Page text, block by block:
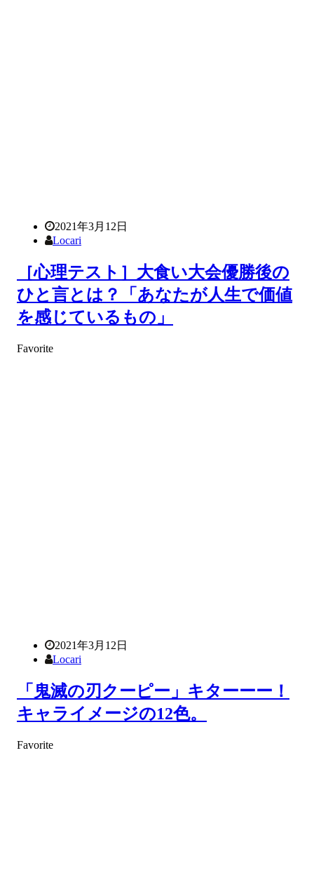
2021年3月12日
Locari
［心理テスト］大食い大会優勝後の
ひと言とは？「あなたが人生で価値
を感じているもの」
Favorite
2021年3月12日
Locari
「鬼滅の刃クーピー」キターーー！
キャライメージの12色。
Favorite